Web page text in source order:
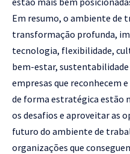
Em resumo, o ambiente de
transformação profunda,
tecnologia, flexibilidade,
bem-estar,
empresas que reconhecem
de forma estratégica estão
os desafios e aproveitar as
futuro do ambiente de
organizações que